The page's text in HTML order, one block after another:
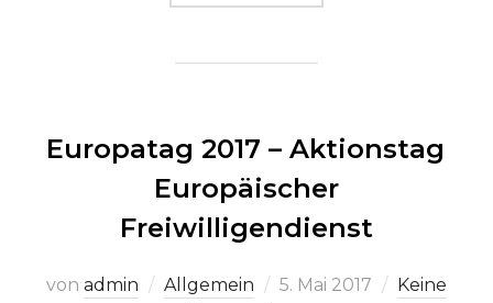
Europatag 2017 – Aktionstag
Europäischer
Freiwilligendienst
von admin Allgemein
Veröffentlicht
5. Mai 2017
Keine